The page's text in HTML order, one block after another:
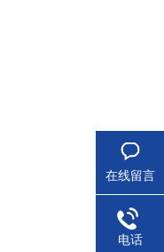
在线留言
电话